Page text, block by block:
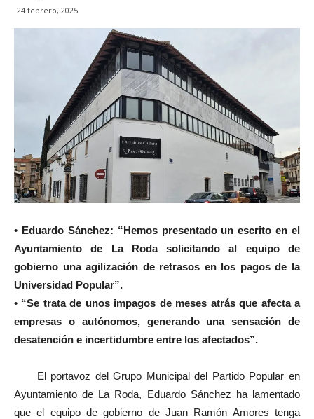
24 febrero, 2025
• Eduardo Sánchez: “Hemos presentado un escrito en el
Ayuntamiento de La Roda solicitando al equipo de
gobierno una agilización de retrasos en los pagos de la
Universidad Popular”.
• “Se trata de unos impagos de meses atrás que afecta a
empresas o autónomos, generando una sensación de
desatención e incertidumbre entre los afectados”.
El portavoz del Grupo Municipal del Partido Popular en
Ayuntamiento de La Roda, Eduardo Sánchez ha lamentado
que el equipo de gobierno de Juan Ramón Amores tenga